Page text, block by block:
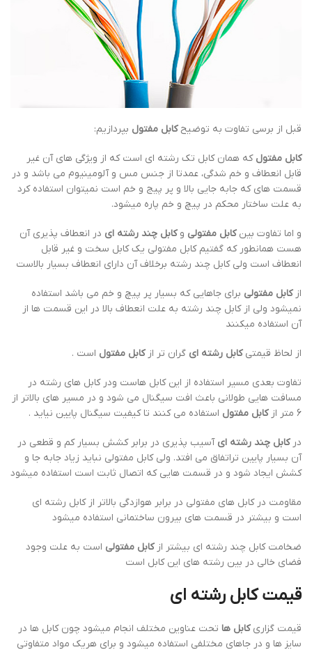
قبل از برسی تفاوت به توضیحکابل مفتول بپردازیم:
کابل مفتول که همان کابل تک رشته ای است که از ویژگی های آن غیر
قابل انعطاف و خم شدگی، عمدتا از جنس مس و آلومینیوم می باشد و در
قسمت های که جابه جایی بالا و پر پیج و خم است نمیتوان استفاده کرد
به علت ساختار محکم در پیچ و خم پاره میشود.
و اما تفاوت بینکابل مفتولی و کابل چند رشته ای در انعطاف پذیری آن
هست همانطور که گفتیم کابل مفتولی یک کابل سخت و غیر قابل
انعطاف است ولی کابل چند رشته برخلاف آن دارای انعطاف بسیار بالاست
ازکابل مفتولی برای جاهایی که بسیار پر پیچ و خم می باشد استفاده
نمیشود ولی از کابل چند رشته به علت انعطاف بالا در این قسمت ها از
آن استفاده میکنند
از لحاظ قیمتی کابل رشته ای گران تر ازکابل مفتول است .
تفاوت بعدی مسیر استفاده از این کابل هاست ودر کابل های رشته در
مسافت هایی طولانی باعث افت سیگنال می شود و در مسیر های بالاتر از
6 متر از
کابل مفتول استفاده می کنند تا کیفیت سیگنال پایین نیاید .
درکابل چند رشته ای آسیب پذیری در برابر کشش بسیار کم و قطعی در
آن بسیار پایین تراتفاق می افتد. ولی کابل مفتولی نباید زیاد جابه جا و
کشش ایجاد شود و در قسمت هایی که اتصال ثابت است استفاده میشود
مقاومت در کابل های مفتولی در برابر هوازدگی بالاتر از کابل رشته ای
است و بیشتر در قسمت های بیرون ساختمانی استفاده میشود
ضخامت کابل چند رشته ای بیشتر ازکابل مفتولی است به علت وجود
فضای خالی در بین رشته های این کابل است
قیمت کابل رشته ای
قیمت گزاری کابل ها تحت عناوین مختلف انجام میشود چون کابل ها در
سایز ها و در جاهای مختلفی استفاده میشود و برای هریک مواد متفاوتی